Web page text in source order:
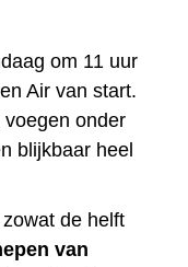
om 11 uur
Air van start.
onder
blijkbaar heel
de helft
van